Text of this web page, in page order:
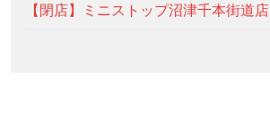
【閉店】ミニストップ沼津千本街道店